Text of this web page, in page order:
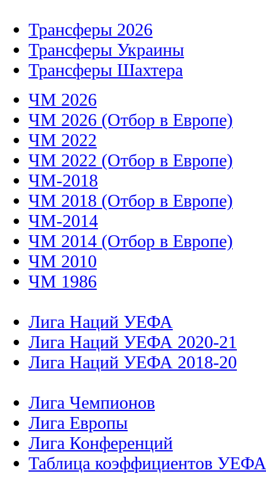
Трансферы 2026
Трансферы Украины
Трансферы Шахтера
ЧМ 2026
ЧМ 2026 (Отбор в Европе)
ЧМ 2022
ЧМ 2022 (Отбор в Европе)
ЧМ-2018
ЧМ 2018 (Отбор в Европе)
ЧМ-2014
ЧМ 2014 (Отбор в Европе)
ЧМ 2010
ЧМ 1986
Лига Наций УЕФА
Лига Наций УЕФА 2020-21
Лига Наций УЕФА 2018-20
Лига Чемпионов
Лига Европы
Лига Конференций
Таблица коэффициентов УЕФА